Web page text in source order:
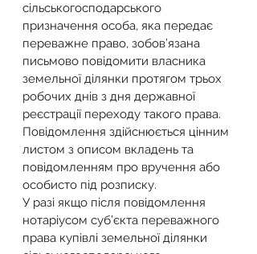
сільськогосподарського
призначення особа, яка передає
переважне право, зобов’язана
письмово повідомити власника
земельної ділянки протягом трьох
робочих днів з дня державної
реєстрації переходу такого права.
Повідомлення здійснюється цінним
листом з описом вкладень та
повідомленням про вручення або
особисто під розписку.
У разі якщо після повідомлення
нотаріусом суб’єкта переважного
права купівлі земельної ділянки